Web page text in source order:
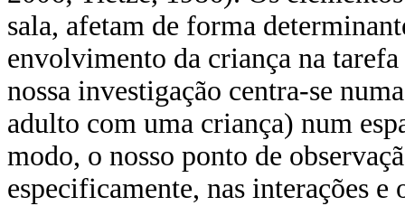
sala, afetam de forma
envolvimento da criança na
nossa investigação centra-se
adulto com uma criança) num
modo, o nosso ponto de
especificamente, nas interações